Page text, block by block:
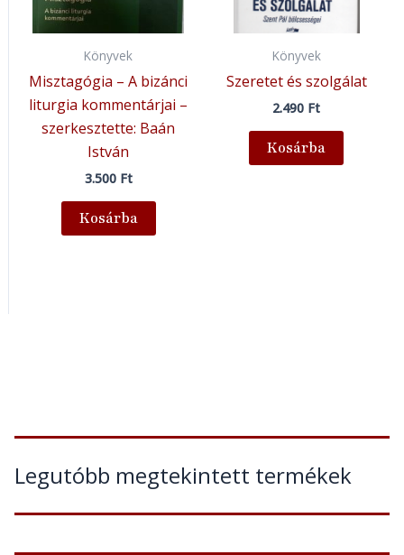
Legutóbb megtekintett termékek
Könyvek
Misztagógia – A bizánci
liturgia kommentárjai –
szerkesztette: Baán
István
3.500 Ft
Kosárba
Könyvek
Szeretet és szolgálat
2.490 Ft
Kosárba